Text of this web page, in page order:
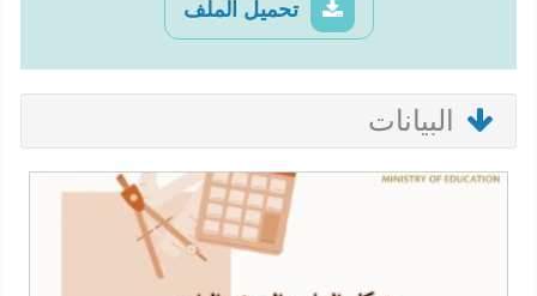
تحميل الملف
البيانات